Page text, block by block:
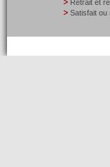
Retrait et
Satisfait ou